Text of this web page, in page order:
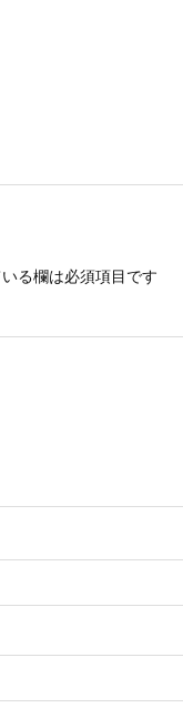
る欄は必須項目です